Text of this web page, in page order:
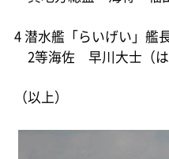
4 潜水艦「らいげい」艦
2等海佐 早川大士（は
（以上）